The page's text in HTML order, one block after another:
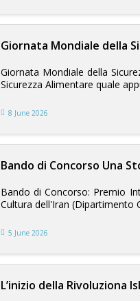
Giornata Mondiale della
Giornata Mondiale della
Sicurezza Alimentare quale
8 June 2026
Bando di Concorso Una
Bando di Concorso: Premio
Cultura dell'Iran (Dipartimento
5 June 2026
L’inizio della Rivoluziona